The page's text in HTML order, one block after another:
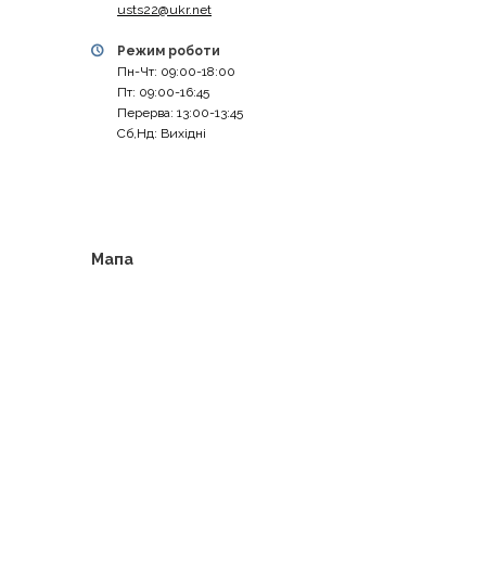
usts22@ukr.net
Режим роботи
Пн-Чт: 09:00-18:00
Пт: 09:00-16:45
Перерва: 13:00-13:45
Сб,Нд: Вихідні
Мапа